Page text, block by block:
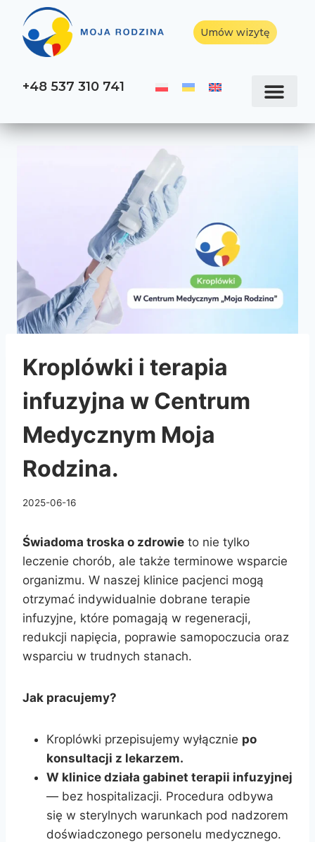
+48 537 310 741
Umów wizytę
Kroplówki i terapia
infuzyjna w Centrum
Medycznym Moja
Rodzina.
2025-06-16
Świadoma troska o zdrowie to nie tylko
leczenie chorób, ale także terminowe wsparcie
organizmu. W naszej klinice pacjenci mogą
otrzymać indywidualnie dobrane terapie
infuzyjne, które pomagają w regeneracji,
redukcji napięcia, poprawie samopoczucia oraz
wsparciu w trudnych stanach.
Jak pracujemy?
Kroplówki przepisujemy wyłącznie po
konsultacji z lekarzem.
W klinice działa gabinet terapii infuzyjnej
— bez hospitalizacji. Procedura odbywa
się w sterylnych warunkach pod nadzorem
doświadczonego personelu medycznego.